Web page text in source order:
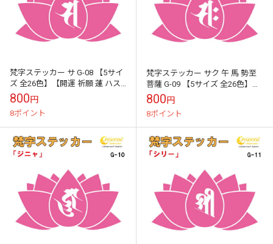
梵字ステッカー サ G-08 【5サイ
ズ 全26色】【開運 祈願 蓮 ハス
はす 仏教 傷隠し シール デカー
ル スマホ 車 バイ...
800円
8ポイント
梵字ステッカー サク 午 馬 勢至
菩薩 G-09 【5サイズ 全26色】
【開運 祈願 蓮 ハス はす 仏教 傷
隠し シール デカー...
800円
8ポイント